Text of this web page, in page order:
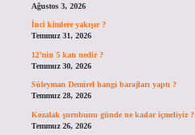
Ağustos 3, 2026
İnci kimlere yakışır ?
Temmuz 31, 2026
12’nin 5 katı nedir ?
Temmuz 30, 2026
Süleyman Demirel hangi barajları yaptı ?
Temmuz 28, 2026
Kozalak şurubunu günde ne kadar içmeliyiz ?
Temmuz 26, 2026